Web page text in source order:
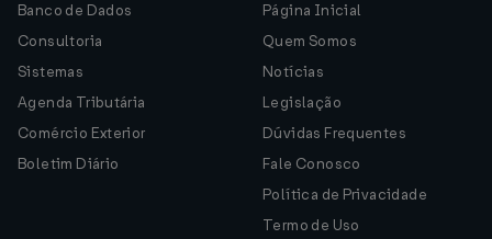
Banco de Dados
Consultoria
Sistemas
Agenda Tributária
Comércio Exterior
Boletim Diário
Página Inicial
Quem Somos
Notícias
Legislação
Dúvidas Frequentes
Fale Conosco
Política de Privacidade
Termo de Uso